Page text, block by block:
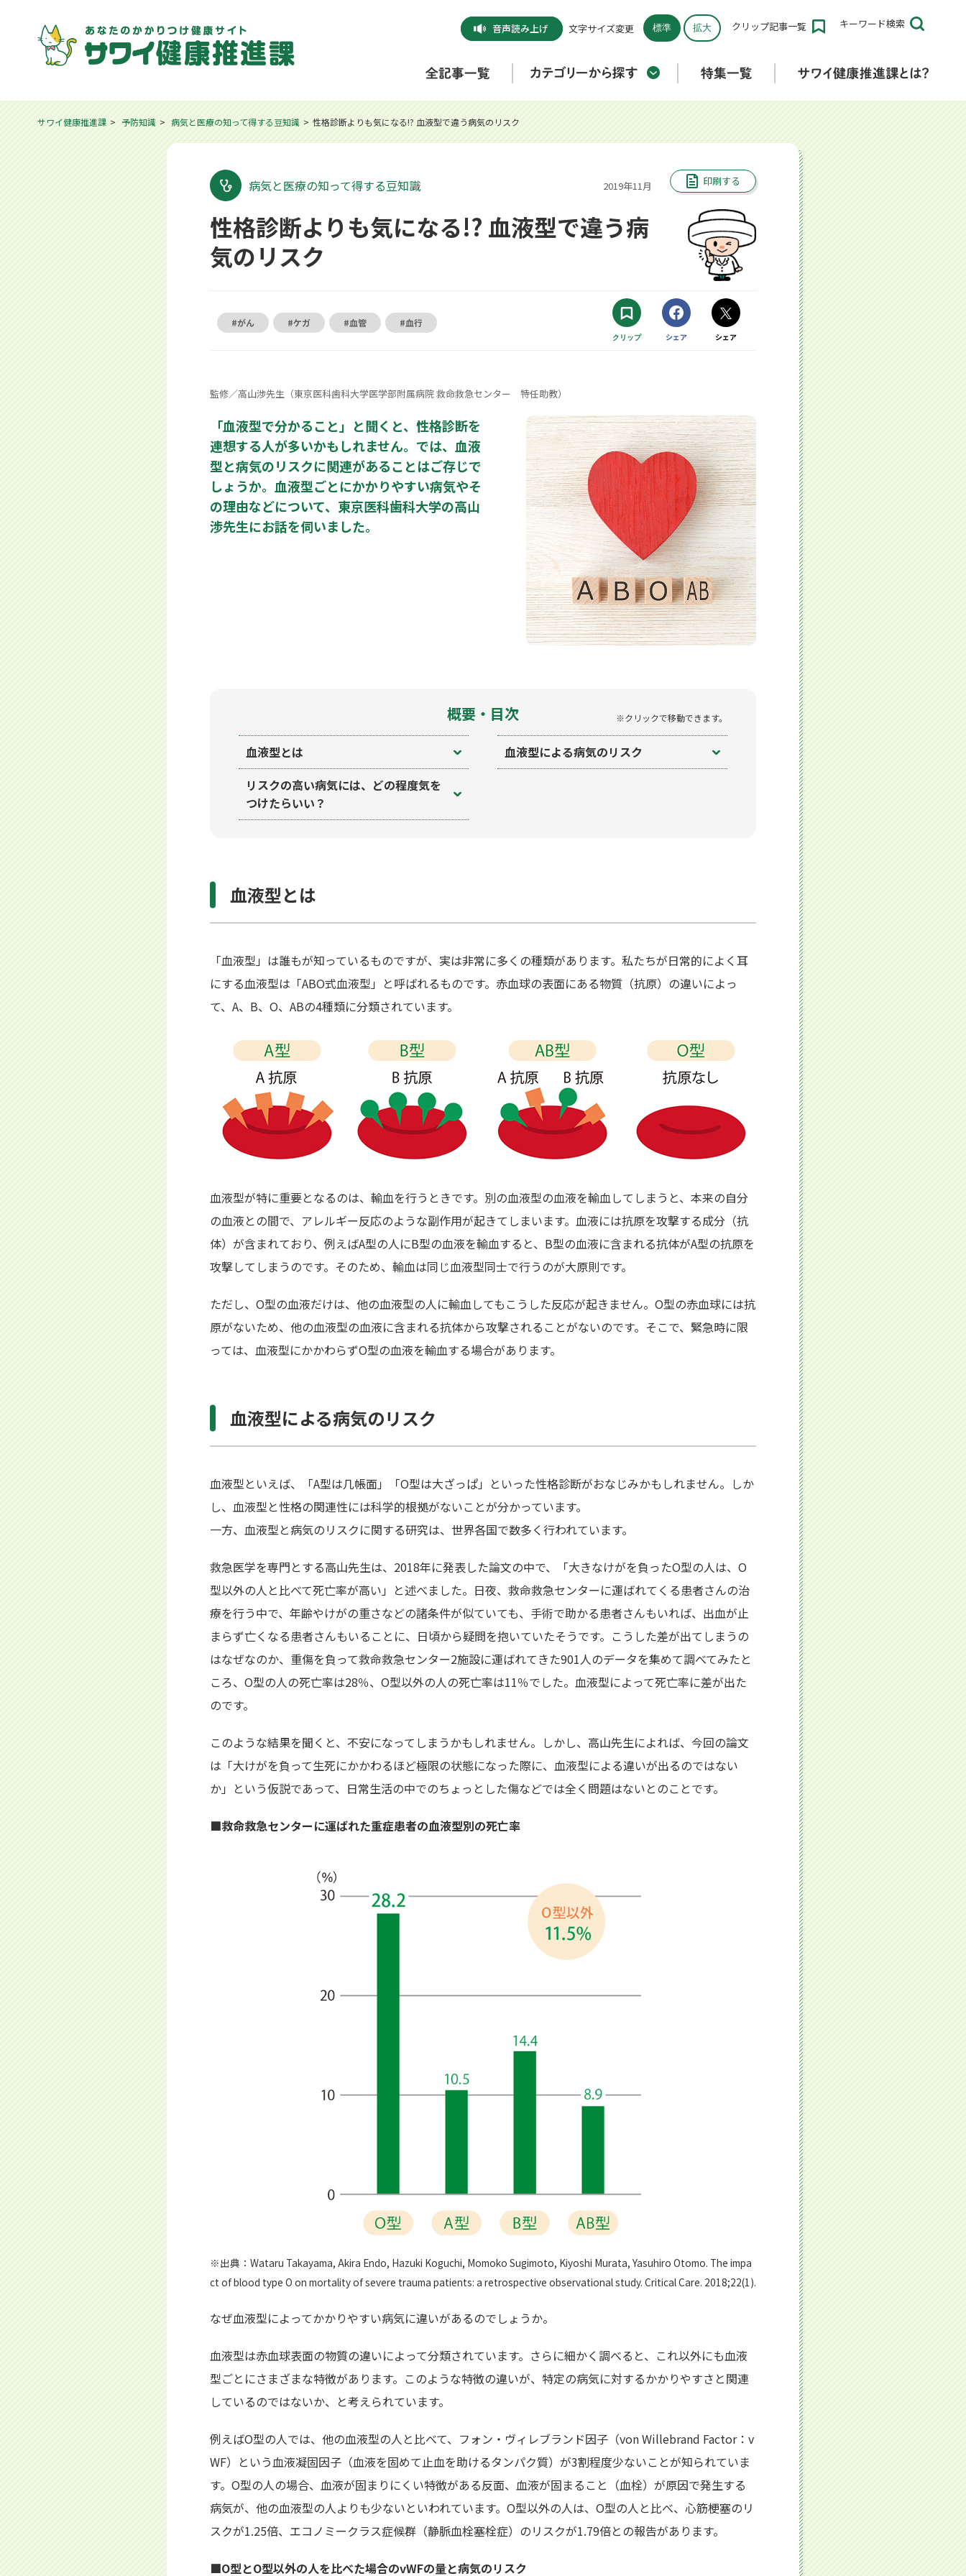
音声読み上げ 文字サイズ変更 標準 拡大 クリップ記事一覧 キーワード検索
折りたたみ済み
サワイ健康推進課 予防知識 病気と医療の知って得する豆知識 性格診断よりも気になる!? 血液型で違う病気のリスク
病気と医療の知って得する豆知識 2019年11月
性格診断よりも気になる!? 血液型で違う病
気のリスク
印刷する
#がん #ケガ #血管 #血行
クリップ Facebookで
シェア
Xで
シェア
する別ウィンドウで開きます
監修／高山渉先生（東京医科歯科大学医学部附属病院 救命救急センター 特任助教）
「血液型で分かること」と聞くと、性格診断を
連想する人が多いかもしれません。では、血液
型と病気のリスクに関連があることはご存じで
しょうか。血液型ごとにかかりやすい病気やそ
の理由などについて、東京医科歯科大学の高山
渉先生にお話を伺いました。
概要・目次 ※クリックで移動できます。
血液型とは
血液型による病気のリスク
リスクの高い病気には、どの程度気を
つけたらいい？
血液型とは
「血液型」は誰もが知っているものですが、実は非常に多くの種類があります。私たちが日常的によく耳
にする血液型は「ABO式血液型」と呼ばれるものです。赤血球の表面にある物質（抗原）の違いによっ
て、A、B、O、ABの4種類に分類されています。
血液型が特に重要となるのは、輸血を行うときです。別の血液型の血液を輸血してしまうと、本来の自分
の血液との間で、アレルギー反応のような副作用が起きてしまいます。血液には抗原を攻撃する成分（抗
体）が含まれており、例えばA型の人にB型の血液を輸血すると、B型の血液に含まれる抗体がA型の抗原を
攻撃してしまうのです。そのため、輸血は同じ血液型同士で行うのが大原則です。
ただし、O型の血液だけは、他の血液型の人に輸血してもこうした反応が起きません。O型の赤血球には抗
原がないため、他の血液型の血液に含まれる抗体から攻撃されることがないのです。そこで、緊急時に限
っては、血液型にかかわらずO型の血液を輸血する場合があります。
血液型による病気のリスク
血液型といえば、「A型は几帳面」「O型は大ざっぱ」といった性格診断がおなじみかもしれません。しか
し、血液型と性格の関連性には科学的根拠がないことが分かっています。
一方、血液型と病気のリスクに関する研究は、世界各国で数多く行われています。
救急医学を専門とする高山先生は、2018年に発表した論文の中で、「大きなけがを負ったO型の人は、O
型以外の人と比べて死亡率が高い」と述べました。日夜、救命救急センターに運ばれてくる患者さんの治
療を行う中で、年齢やけがの重さなどの諸条件が似ていても、手術で助かる患者さんもいれば、出血が止
まらず亡くなる患者さんもいることに、日頃から疑問を抱いていたそうです。こうした差が出てしまうの
はなぜなのか、重傷を負って救命救急センター2施設に運ばれてきた901人のデータを集めて調べてみたと
ころ、O型の人の死亡率は28％、O型以外の人の死亡率は11％でした。血液型によって死亡率に差が出た
のです。
このような結果を聞くと、不安になってしまうかもしれません。しかし、高山先生によれば、今回の論文
は「大けがを負って生死にかかわるほど極限の状態になった際に、血液型による違いが出るのではない
か」という仮説であって、日常生活の中でのちょっとした傷などでは全く問題はないとのことです。
■救命救急センターに運ばれた重症患者の血液型別の死亡率
※出典：Wataru Takayama, Akira Endo, Hazuki Koguchi, Momoko Sugimoto, Kiyoshi Murata, Yasuhiro Otomo. The impa
ct of blood type O on mortality of severe trauma patients: a retrospective observational study. Critical Care. 2018;22(1).
なぜ血液型によってかかりやすい病気に違いがあるのでしょうか。
血液型は赤血球表面の物質の違いによって分類されています。さらに細かく調べると、これ以外にも血液
型ごとにさまざまな特徴があります。このような特徴の違いが、特定の病気に対するかかりやすさと関連
しているのではないか、と考えられています。
例えばO型の人では、他の血液型の人と比べて、フォン・ヴィレブランド因子（von Willebrand Factor：v
WF）という血液凝固因子（血液を固めて止血を助けるタンパク質）が3割程度少ないことが知られていま
す。O型の人の場合、血液が固まりにくい特徴がある反面、血液が固まること（血栓）が原因で発生する
病気が、他の血液型の人よりも少ないといわれています。O型以外の人は、O型の人と比べ、心筋梗塞のリ
スクが1.25倍、エコノミークラス症候群（静脈血栓塞栓症）のリスクが1.79倍との報告があります。
■O型とO型以外の人を比べた場合のvWFの量と病気のリスク